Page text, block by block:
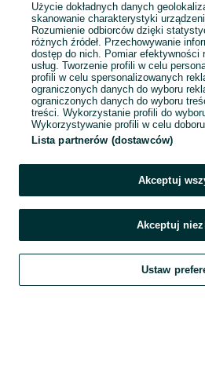
Szukaj Obserwujesz Dodaj
Użycie dokładnych danych
skanowanie charakterystyki
Rozumienie odbiorców dzięki
różnych źródeł. Przechowywanie
dostęp do nich. Pomiar efektywności
usług. Tworzenie profili w celu
profili w celu spersonalizowanych
ograniczonych danych do wyboru
ograniczonych danych do wyboru
treści. Wykorzystanie profili do
Wykorzystywanie profili w celu
Lista partnerów (dostawców)
Akceptuj
Akceptuj
Ustaw